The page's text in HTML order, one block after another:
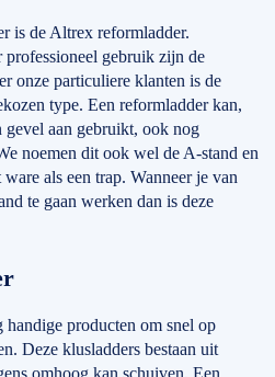
is de Altrex reformladder.
gebruik zijn de
onze particuliere klanten is de
type. Een reformladder kan,
gevel aan gebruikt, ook nog
noemen dit ook wel de A-stand en
als een trap. Wanneer je van
te gaan werken dan is deze
producten om snel op
Deze klusladders bestaan uit
omhoog kan schuiven. Een